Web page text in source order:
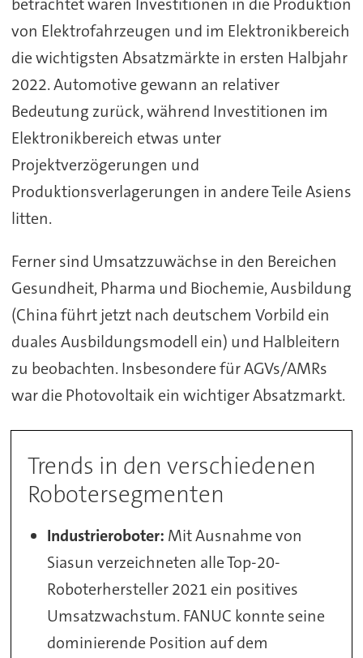
betrachtet waren Investitionen in die Produktion
von Elektrofahrzeugen und im Elektronikbereich
die wichtigsten Absatzmärkte in ersten Halbjahr
2022. Automotive gewann an relativer
Bedeutung zurück, während Investitionen im
Elektronikbereich etwas unter
Projektverzögerungen und
Produktionsverlagerungen in andere Teile Asiens
litten.
Ferner sind Umsatzzuwächse in den Bereichen
Gesundheit, Pharma und Biochemie, Ausbildung
(China führt jetzt nach deutschem Vorbild ein
duales Ausbildungsmodell ein) und Halbleitern
zu beobachten. Insbesondere für AGVs/AMRs
war die Photovoltaik ein wichtiger Absatzmarkt.
Trends in den verschiedenen
Robotersegmenten
Industrieroboter: Mit Ausnahme von
Siasun verzeichneten alle Top-20-
Roboterhersteller 2021 ein positives
Umsatzwachstum. FANUC konnte seine
dominierende Position auf dem